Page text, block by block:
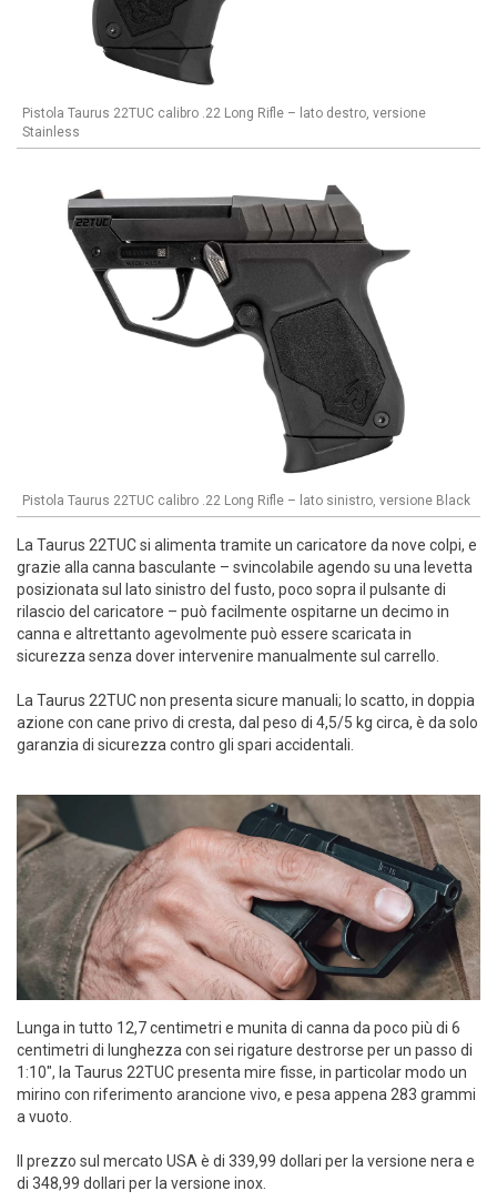
Pistola Taurus 22TUC calibro .22 Long Rifle – lato destro, versione
Stainless
Pistola Taurus 22TUC calibro .22 Long Rifle – lato sinistro, versione Black
La Taurus 22TUC si alimenta tramite un caricatore da nove colpi, e
grazie alla canna basculante – svincolabile agendo su una levetta
posizionata sul lato sinistro del fusto, poco sopra il pulsante di
rilascio del caricatore – può facilmente ospitarne un decimo in
canna e altrettanto agevolmente può essere scaricata in
sicurezza senza dover intervenire manualmente sul carrello.
La Taurus 22TUC non presenta sicure manuali; lo scatto, in doppia
azione con cane privo di cresta, dal peso di 4,5/5 kg circa, è da solo
garanzia di sicurezza contro gli spari accidentali.
Lunga in tutto 12,7 centimetri e munita di canna da poco più di 6
centimetri di lunghezza con sei rigature destrorse per un passo di
1:10", la Taurus 22TUC presenta mire fisse, in particolar modo un
mirino con riferimento arancione vivo, e pesa appena 283 grammi
a vuoto.
Il prezzo sul mercato USA è di 339,99 dollari per la versione nera e
di 348,99 dollari per la versione inox.